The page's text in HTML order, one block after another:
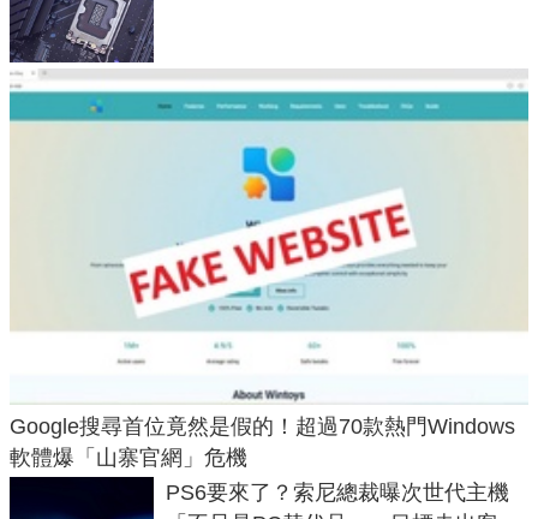
Google搜尋首位竟然是假的！超過70款熱門Windows
軟體爆「山寨官網」危機
PS6要來了？索尼總裁曝次世代主機